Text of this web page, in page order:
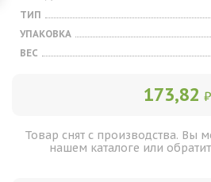
ТИП
УПАКОВКА
ВЕС
173,82 ₽
Товар снят с производства. Вы
нашем каталоге или